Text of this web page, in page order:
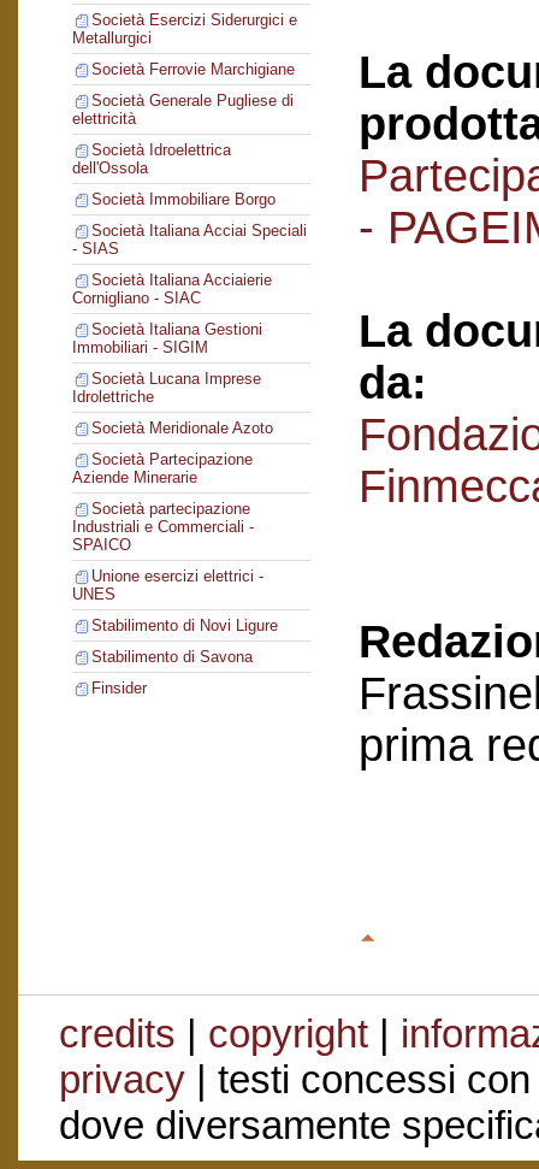
Società Esercizi Siderurgici e
Metallurgici
Società Ferrovie Marchigiane
Società Generale Pugliese di
elettricità
Società Idroelettrica
dell'Ossola
Società Immobiliare Borgo
Società Italiana Acciai Speciali
- SIAS
Società Italiana Acciaierie
Cornigliano - SIAC
Società Italiana Gestioni
Immobiliari - SIGIM
Società Lucana Imprese
Idrolettriche
Società Meridionale Azoto
Società Partecipazione
Aziende Minerarie
Società partecipazione
Industriali e Commerciali -
SPAICO
Unione esercizi elettrici -
UNES
Stabilimento di Novi Ligure
Stabilimento di Savona
Finsider
La
-
La
da:
prima
credits | copyright|
privacy| testi concessi
dove diversamente